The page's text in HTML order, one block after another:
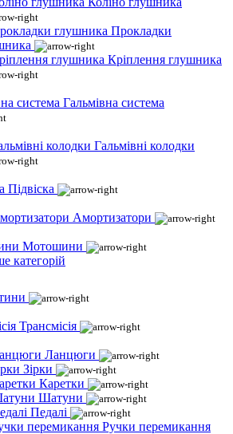
Прокладки
Кріплення глушника
Гальмівна система
Гальмівні колодки
Підвіска
Амортизатори
Мотошини
категорій
Трансмісія
Ланцюги
Зірки
Каретки
Шатуни
Педалі
Ручки перемикання